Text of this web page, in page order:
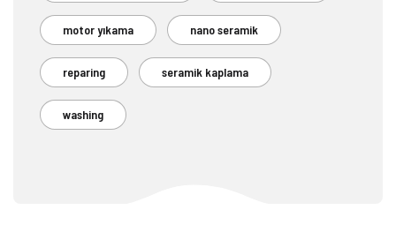
motor yıkama nano seramik
reparing seramik kaplama
washing